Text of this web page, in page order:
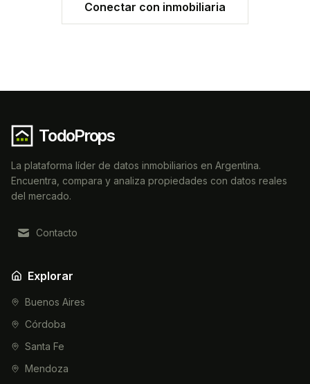
Conectar con inmobiliaria
TodoProps
La plataforma líder de datos inmobiliarios en Argentina.
Encuentra, compara y analiza propiedades con datos reales
del mercado.
Contacto
Explorar
Buenos Aires
Córdoba
Santa Fe
Mendoza